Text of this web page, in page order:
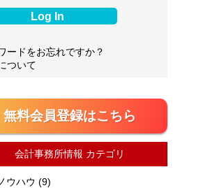
ードをお忘れですか？
ついて
無料会員登録はこちら
会計事務所情報 カテゴリ
ウハウ (9)